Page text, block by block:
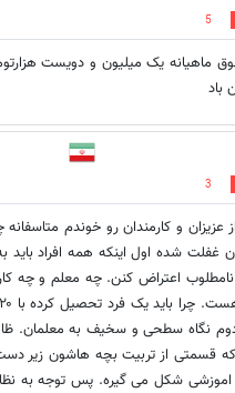
5
ماهیانه یک میلیون و دویست
باد
3
عزیزان و کارمندان رو خوندم
غفلت شده اول اینکه همه افراد باید
دوم نگاه سطحی و سخیف به معلمان.
قسمتی از تربیت بچه هاشون زیر
شکل می گیره. پس توجه به